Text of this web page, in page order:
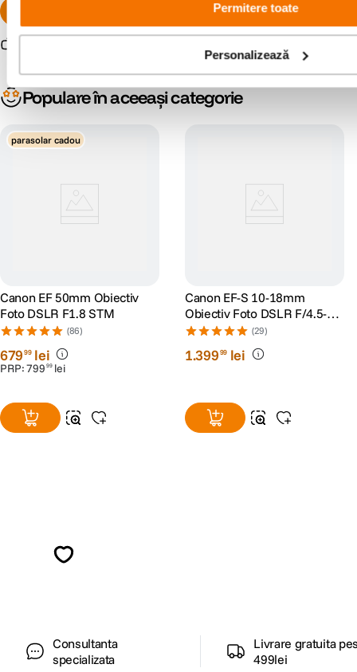
Permitere toate
Personalizează
Populare în aceeași categorie
parasolar cadou
Canon EF 50mm Obiectiv
Foto DSLR F1.8 STM
(86)
67999 lei
PRP:799 99 lei
Canon EF-S 10-18mm
Obiectiv Foto DSLR F/4.5-5.6
IS STM
(29)
1.39999 lei
Consultanta
specializata
Livrare gratuita
499lei